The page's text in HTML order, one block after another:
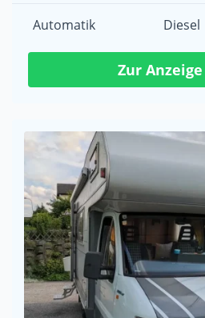
Automatik Diesel
Zur Anzeige